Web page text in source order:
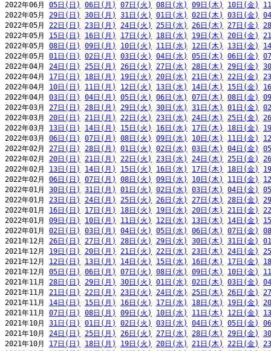
2022年06月 05日(日) 06日(月) 07日(火) 08日(水) 09日(木) 10日(金)
2022年05月 29日(日) 30日(月) 31日(火) 01日(水) 02日(木) 03日(金)
2022年05月 22日(日) 23日(月) 24日(火) 25日(水) 26日(木) 27日(金)
2022年05月 15日(日) 16日(月) 17日(火) 18日(水) 19日(木) 20日(金)
2022年05月 08日(日) 09日(月) 10日(火) 11日(水) 12日(木) 13日(金)
2022年05月 01日(日) 02日(月) 03日(火) 04日(水) 05日(木) 06日(金)
2022年04月 24日(日) 25日(月) 26日(火) 27日(水) 28日(木) 29日(金)
2022年04月 17日(日) 18日(月) 19日(火) 20日(水) 21日(木) 22日(金)
2022年04月 10日(日) 11日(月) 12日(火) 13日(水) 14日(木) 15日(金)
2022年04月 03日(日) 04日(月) 05日(火) 06日(水) 07日(木) 08日(金)
2022年03月 27日(日) 28日(月) 29日(火) 30日(水) 31日(木) 01日(金)
2022年03月 20日(日) 21日(月) 22日(火) 23日(水) 24日(木) 25日(金)
2022年03月 13日(日) 14日(月) 15日(火) 16日(水) 17日(木) 18日(金)
2022年03月 06日(日) 07日(月) 08日(火) 09日(水) 10日(木) 11日(金)
2022年02月 27日(日) 28日(月) 01日(火) 02日(水) 03日(木) 04日(金)
2022年02月 20日(日) 21日(月) 22日(火) 23日(水) 24日(木) 25日(金)
2022年02月 13日(日) 14日(月) 15日(火) 16日(水) 17日(木) 18日(金)
2022年02月 06日(日) 07日(月) 08日(火) 09日(水) 10日(木) 11日(金)
2022年01月 30日(日) 31日(月) 01日(火) 02日(水) 03日(木) 04日(金)
2022年01月 23日(日) 24日(月) 25日(火) 26日(水) 27日(木) 28日(金)
2022年01月 16日(日) 17日(月) 18日(火) 19日(水) 20日(木) 21日(金)
2022年01月 09日(日) 10日(月) 11日(火) 12日(水) 13日(木) 14日(金)
2022年01月 02日(日) 03日(月) 04日(火) 05日(水) 06日(木) 07日(金)
2021年12月 26日(日) 27日(月) 28日(火) 29日(水) 30日(木) 31日(金)
2021年12月 19日(日) 20日(月) 21日(火) 22日(水) 23日(木) 24日(金)
2021年12月 12日(日) 13日(月) 14日(火) 15日(水) 16日(木) 17日(金)
2021年12月 05日(日) 06日(月) 07日(火) 08日(水) 09日(木) 10日(金)
2021年11月 28日(日) 29日(月) 30日(火) 01日(水) 02日(木) 03日(金)
2021年11月 21日(日) 22日(月) 23日(火) 24日(水) 25日(木) 26日(金)
2021年11月 14日(日) 15日(月) 16日(火) 17日(水) 18日(木) 19日(金)
2021年11月 07日(日) 08日(月) 09日(火) 10日(水) 11日(木) 12日(金)
2021年10月 31日(日) 01日(月) 02日(火) 03日(水) 04日(木) 05日(金)
2021年10月 24日(日) 25日(月) 26日(火) 27日(水) 28日(木) 29日(金)
2021年10月 17日(日) 18日(月) 19日(火) 20日(水) 21日(木) 22日(金)